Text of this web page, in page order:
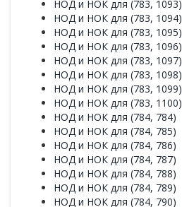
НОД и НОК для (783, 1093)
НОД и НОК для (783, 1094)
НОД и НОК для (783, 1095)
НОД и НОК для (783, 1096)
НОД и НОК для (783, 1097)
НОД и НОК для (783, 1098)
НОД и НОК для (783, 1099)
НОД и НОК для (783, 1100)
НОД и НОК для (784, 784)
НОД и НОК для (784, 785)
НОД и НОК для (784, 786)
НОД и НОК для (784, 787)
НОД и НОК для (784, 788)
НОД и НОК для (784, 789)
НОД и НОК для (784, 790)